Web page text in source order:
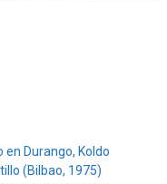
en Durango, Koldo
(Bilbao, 1975)